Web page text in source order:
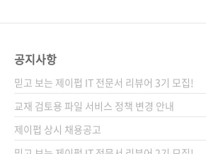
공지사항
믿고 보는 제이펍 IT 전문서 리뷰어 3기 모집!
교재 검토용 파일 서비스 정책 변경 안내
제이펍 상시 채용공고